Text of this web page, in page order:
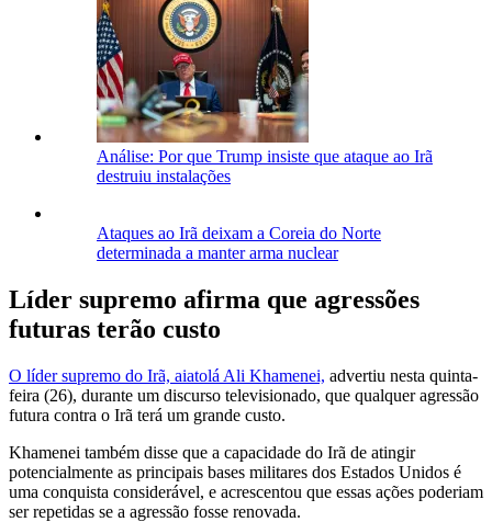
Análise: Por que Trump insiste que ataque ao Irã
destruiu instalações
Ataques ao Irã deixam a Coreia do Norte
determinada a manter arma nuclear
Líder supremo afirma que agressões
futuras terão custo
O líder supremo do Irã, aiatolá Ali Khamenei, advertiu nesta quinta-
feira (26), durante um discurso televisionado, que qualquer agressão
futura contra o Irã terá um grande custo.
Khamenei também disse que a capacidade do Irã de atingir
potencialmente as principais bases militares dos Estados Unidos é
uma conquista considerável, e acrescentou que essas ações poderiam
ser repetidas se a agressão fosse renovada.